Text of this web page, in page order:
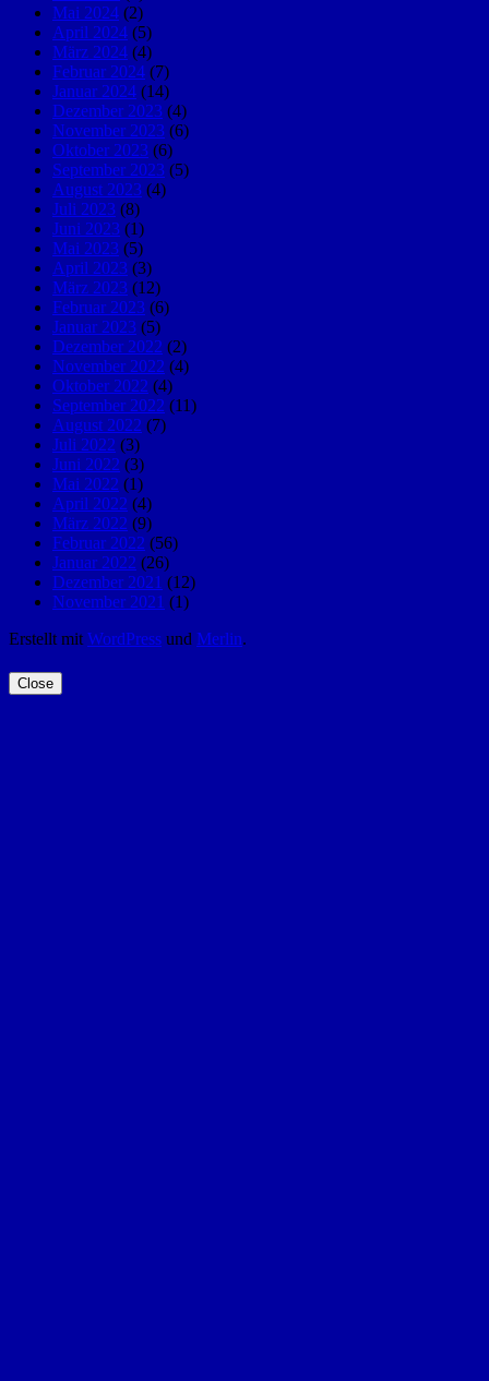
Mai 2024 (2)
April 2024 (5)
März 2024 (4)
Februar 2024 (7)
Januar 2024 (14)
Dezember 2023 (4)
November 2023 (6)
Oktober 2023 (6)
September 2023 (5)
August 2023 (4)
Juli 2023 (8)
Juni 2023 (1)
Mai 2023 (5)
April 2023 (3)
März 2023 (12)
Februar 2023 (6)
Januar 2023 (5)
Dezember 2022 (2)
November 2022 (4)
Oktober 2022 (4)
September 2022 (11)
August 2022 (7)
Juli 2022 (3)
Juni 2022 (3)
Mai 2022 (1)
April 2022 (4)
März 2022 (9)
Februar 2022 (56)
Januar 2022 (26)
Dezember 2021 (12)
November 2021 (1)
Erstellt mit WordPress und Merlin.
Close